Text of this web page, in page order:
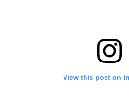
View this post on